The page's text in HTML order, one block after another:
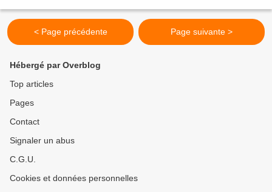
< Page précédente Page suivante >
Hébergé par Overblog
Top articles
Pages
Contact
Signaler un abus
C.G.U.
Cookies et données personnelles